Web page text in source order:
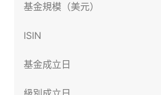
基金規模（美元）
ISIN
基金成立日